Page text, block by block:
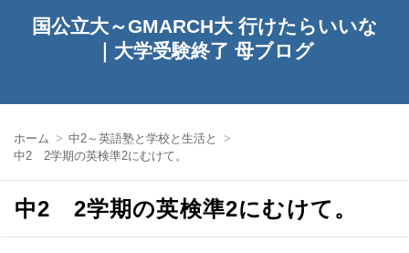
国公立大～GMARCH大 行けたらいいな
｜大学受験終了 母ブログ
ホーム
中2～英語塾と学校と生活と
中2 2学期の英検準2にむけて。
中2 2学期の英検準2にむけて。